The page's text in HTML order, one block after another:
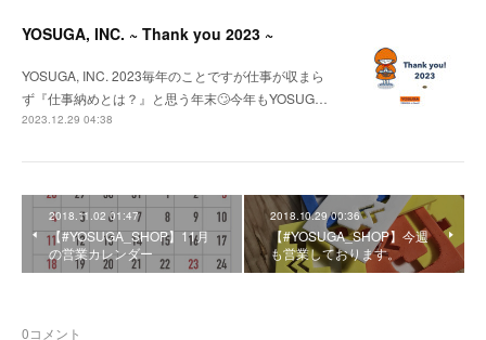
YOSUGA, INC. ~ Thank you 2023 ~
YOSUGA, INC. 2023毎年のことですが仕事が収まら
ず『仕事納めとは？』と思う年末🙄今年もYOSUG…
2023.12.29 04:38
2018.11.02 01:47
【#YOSUGA_SHOP】11月
の営業カレンダー
2018.10.29 00:36
【#YOSUGA_SHOP】今週
も営業しております。
0コメント